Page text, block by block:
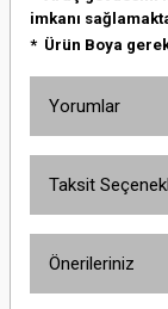
imkanı
* Ürün Boya
Yorumlar
Taksit
Önerileriniz